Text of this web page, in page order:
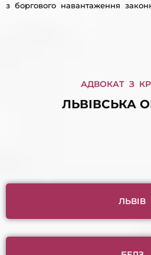
з боргового навантаження
АДВОКАТ З
ЛЬВІВСЬКА
ЛЬВІВ